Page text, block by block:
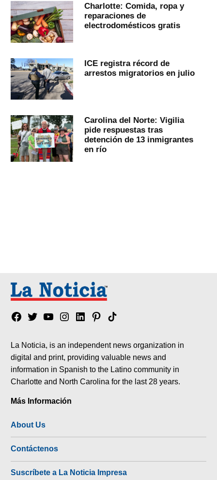
Charlotte: Comida, ropa y
reparaciones de
electrodomésticos gratis
ICE registra récord de
arrestos migratorios en julio
Carolina del Norte: Vigilia
pide respuestas tras
detención de 13 inmigrantes
en río
Facebook
TwitterYouTubeInstagram
LinkedinPinterest
Tik
La Noticia, is an independent news organization in
digital and print, providing valuable news and
information in Spanish to the Latino community in
Charlotte and North Carolina for the last 28 years.
Más Información
About Us
Contáctenos
Suscríbete a La Noticia Impresa